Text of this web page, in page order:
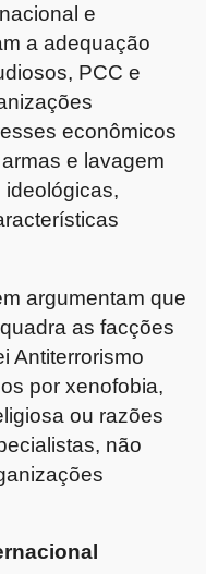
e
a adequação
PCC e
econômicos
e lavagem
argumentam que
as facções
Antiterrorismo
por xenofobia,
ou razões
não